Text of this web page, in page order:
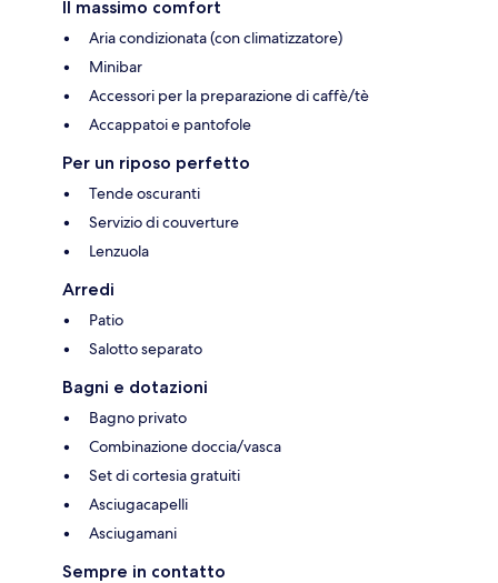
Il massimo comfort
Aria condizionata (con climatizzatore)
Minibar
Accessori per la preparazione di caffè/tè
Accappatoi e pantofole
Per un riposo perfetto
Tende oscuranti
Servizio di couverture
Lenzuola
Arredi
Patio
Salotto separato
Bagni e dotazioni
Bagno privato
Combinazione doccia/vasca
Set di cortesia gratuiti
Asciugacapelli
Asciugamani
Sempre in contatto